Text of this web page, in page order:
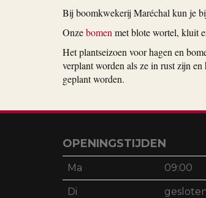
Bij boomkwekerij Maréchal kun je
Onzebomen met blote wortel, kluit
Het plantseizoen voor hagen en
verplant worden als ze in rust zijn
geplant worden.
OPENINGSTIJDEN
Ma 09:00
Di